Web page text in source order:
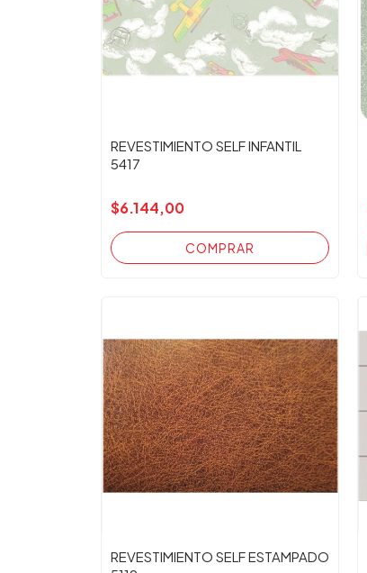
REVESTIMIENTO SELF INFANTIL
5417
$6.144,00
REVESTIMIENTO SELF ESTAMPADO